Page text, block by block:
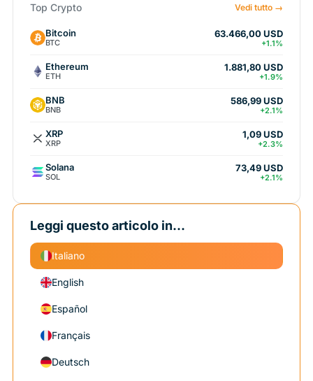
Top Crypto Vedi tutto →
Bitcoin
BTC
63.466,00 USD
+1.1%
Ethereum
ETH
1.881,80 USD
+1.9%
BNB
BNB
586,99 USD
+2.1%
XRP
XRP
1,09 USD
+2.3%
Solana
SOL
73,49 USD
+2.1%
Leggi questo articolo in...
Italiano
English
Español
Français
Deutsch